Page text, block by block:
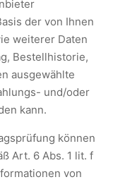
der von Ihnen
weiterer Daten
Bestellhistorie,
ausgewählte
und/oder
kann.
können
Art. 6 Abs. 1 lit. f
von